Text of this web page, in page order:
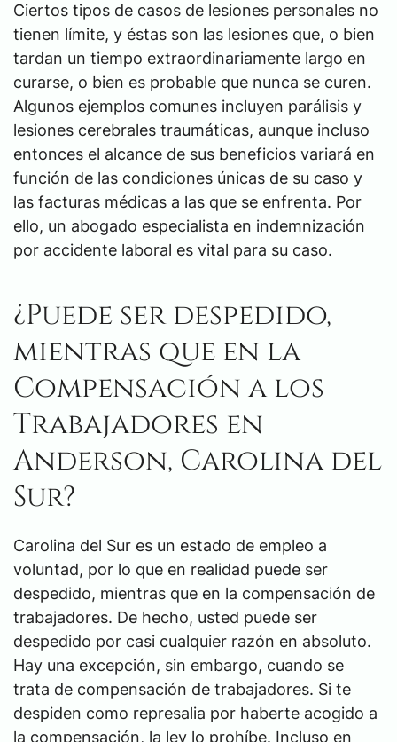
Ciertos tipos de casos de lesiones personales no
tienen límite, y éstas son las lesiones que, o bien
tardan un tiempo extraordinariamente largo en
curarse, o bien es probable que nunca se curen.
Algunos ejemplos comunes incluyen parálisis y
lesiones cerebrales traumáticas, aunque incluso
entonces el alcance de sus beneficios variará en
función de las condiciones únicas de su caso y
las facturas médicas a las que se enfrenta. Por
ello, un abogado especialista en indemnización
por accidente laboral es vital para su caso.
¿Puede ser despedido,
mientras que en la
Compensación a los
Trabajadores en
Anderson, Carolina del
Sur?
Carolina del Sur es un estado de empleo a
voluntad, por lo que en realidad puede ser
despedido, mientras que en la compensación de
trabajadores. De hecho, usted puede ser
despedido por casi cualquier razón en absoluto.
Hay una excepción, sin embargo, cuando se
trata de compensación de trabajadores. Si te
despiden como represalia por haberte acogido a
la compensación, la ley lo prohíbe. Incluso en